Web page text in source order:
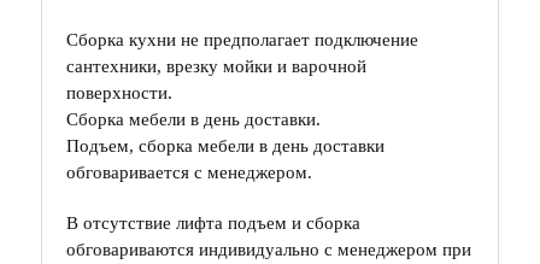
Сборка кухни не предполагает подключение
сантехники, врезку мойки и варочной
поверхности.
Сборка мебели в день доставки.
Подъем, сборка мебели в день доставки
обговаривается с менеджером.
В отсутствие лифта подъем и сборка
обговариваются индивидуально с менеджером при